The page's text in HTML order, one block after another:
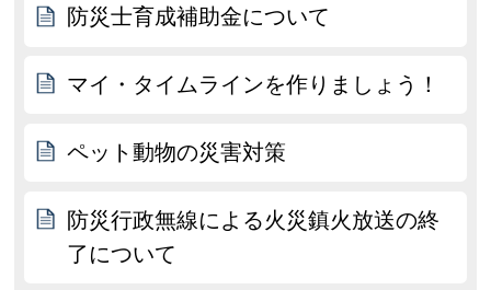
防災士育成補助金について
マイ・タイムラインを作りましょう！
ペット動物の災害対策
防災行政無線による火災鎮火放送の終
了について